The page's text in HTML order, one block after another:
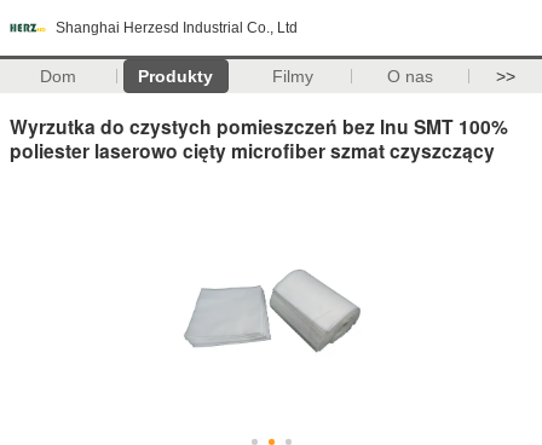
Shanghai Herzesd Industrial Co., Ltd
Dom Produkty Filmy O nas >>
Wyrzutka do czystych pomieszczeń bez lnu SMT 100%
poliester laserowo cięty microfiber szmat czyszczący